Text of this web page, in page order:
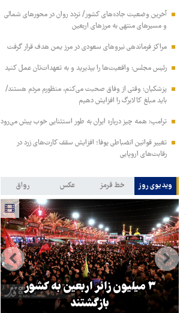
آخرین وضعیت جاده‌های کشور/ تردد روان در محورهای شمالی
و مسیرهای منتهی به مرزهای اربعین
مراکز فرماندهی نیروهای سعودی در مرز یمن هدف قرار گرفت
رئیس مجلس: واقعیت‌ها را بپذیرید و به تعهدات‌تان عمل کنید
پزشکیان: وقتی از وفاق صحبت می‌کنم، منظورم مردم هستند/
باید مبلغ کالابرگ را افزایش دهیم
ترامپ: همه چیز درباره ایران به طور استثنایی خوب پیش می‌رود
تغییر قوانین انضباطی یوفا؛ افزایش سقف کارت‌های زرد در
رقابت‌های اروپایی
ویدیوی روز خط قرمز عکس رواق
۳ میلیون زائر اربعین به کشور
بازگشتند